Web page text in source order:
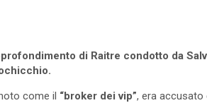
di Raitre condotto da
come il “broker dei vip”, era